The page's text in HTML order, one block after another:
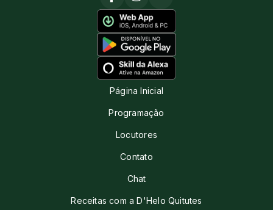
Página Inicial
Programação
Locutores
Contato
Chat
Receitas com a D'Helo Quitutes